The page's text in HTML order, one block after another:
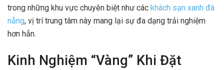
trong những khu vực chuyên biệt như các khách sạn xanh đà
nẵng, vị trí trung tâm này mang lại sự đa dạng trải nghiệm
hơn hẳn.
Kinh Nghiệm “Vàng” Khi Đặt